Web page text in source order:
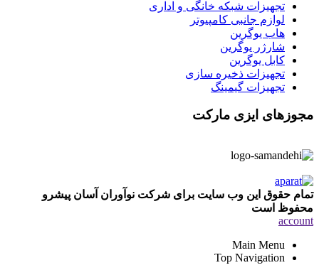
تجهیزات شبکه خانگی و اداری
لوازم جانبی کامپیوتر
هاب یوگرین
شارژر یوگرین
کابل یوگرین
تجهیزات ذخیره سازی
تجهیزات گیمینگ
مجوزهای ایزی مارکت
تمام حقوق این وب سایت برای شرکت نوآوران آسان پیشرو
محفوظ است
account
Main Menu
Top Navigation